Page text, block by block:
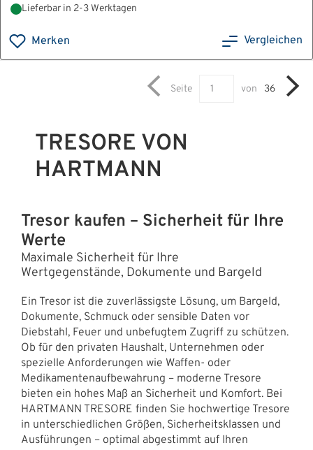
Lieferbar in 2-3 Werktagen
Merken Vergleichen
Seite von 36
TRESORE VON
HARTMANN
Tresor kaufen – Sicherheit für Ihre
Werte
Maximale Sicherheit für Ihre
Wertgegenstände, Dokumente und Bargeld
Ein Tresor ist die zuverlässigste Lösung, um Bargeld,
Dokumente, Schmuck oder sensible Daten vor
Diebstahl, Feuer und unbefugtem Zugriff zu schützen.
Ob für den privaten Haushalt, Unternehmen oder
spezielle Anforderungen wie Waffen- oder
Medikamentenaufbewahrung – moderne Tresore
bieten ein hohes Maß an Sicherheit und Komfort. Bei
HARTMANN TRESORE finden Sie hochwertige Tresore
in unterschiedlichen Größen, Sicherheitsklassen und
Ausführungen – optimal abgestimmt auf Ihren